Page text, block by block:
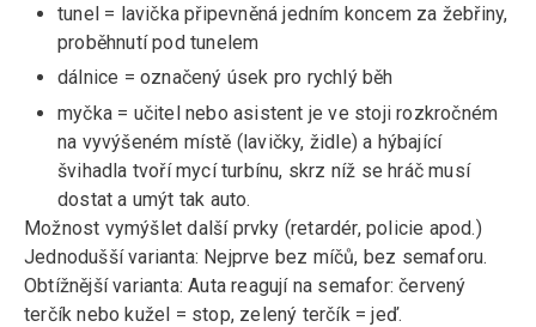
tunel = lavička připevněná jedním koncem za žebřiny,
proběhnutí pod tunelem
dálnice = označený úsek pro rychlý běh
myčka = učitel nebo asistent je ve stoji rozkročném
na vyvýšeném místě (lavičky, židle) a hýbající
švihadla tvoří mycí turbínu, skrz níž se hráč musí
dostat a umýt tak auto.
Možnost vymýšlet další prvky (retardér, policie apod.)
Jednodušší varianta: Nejprve bez míčů, bez semaforu.
Obtížnější varianta: Auta reagují na semafor: červený
terčík nebo kužel = stop, zelený terčík = jeď.